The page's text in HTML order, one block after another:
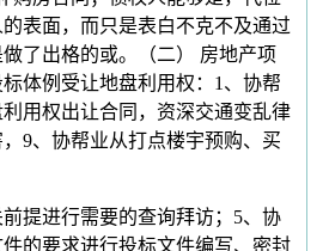
表面，而只是表白不克不及通过
了出格的或。（二） 房地产项
体例受让地盘利用权：1、协帮
用权出让合同，资深交通变乱律
9、协帮业从打点楼宇预购、买
进行需要的查询拜访；5、协
的要求进行投标文件编写、密封